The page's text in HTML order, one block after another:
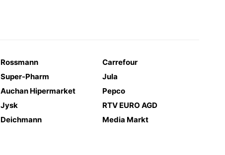
Rossmann
Carrefour
Super-Pharm
Jula
Auchan Hipermarket
Pepco
Jysk
RTV EURO AGD
Deichmann Media Markt